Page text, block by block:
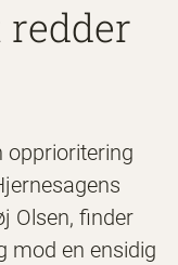
opprioritering
Olsen, finder
mod en ensidig